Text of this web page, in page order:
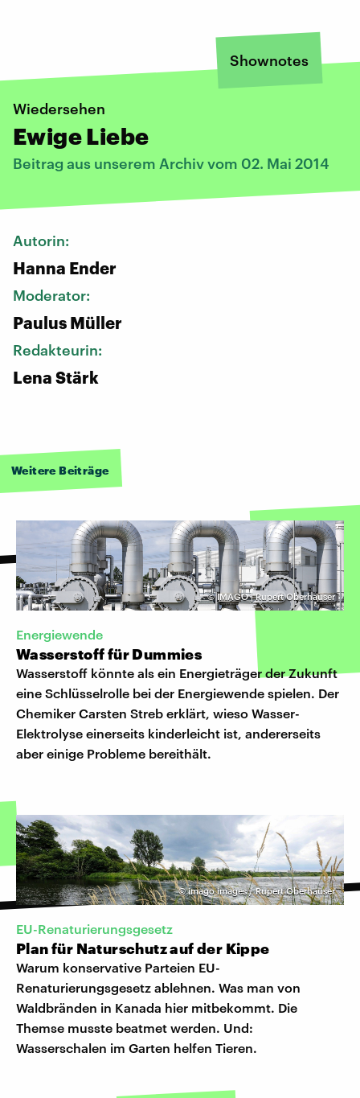
Shownotes
Wiedersehen
Ewige Liebe
Beitrag aus unserem Archiv vom 02. Mai 2014
Autorin:
Hanna Ender
Moderator:
Paulus Müller
Redakteurin:
Lena Stärk
Weitere Beiträge
©IMAGO | Rupert Oberhäuser
Energiewende
Wasserstoff für Dummies
Wasserstoff könnte als ein Energieträger der Zukunft
eine Schlüsselrolle bei der Energiewende spielen. Der
Chemiker Carsten Streb erklärt, wieso Wasser-
Elektrolyse einerseits kinderleicht ist, andererseits
aber einige Probleme bereithält.
©imago images / Rupert Oberhäuser
EU-Renaturierungsgesetz
Plan für Naturschutz auf der Kippe
Warum konservative Parteien EU-
Renaturierungsgesetz ablehnen. Was man von
Waldbränden in Kanada hier mitbekommt. Die
Themse musste beatmet werden. Und:
Wasserschalen im Garten helfen Tieren.